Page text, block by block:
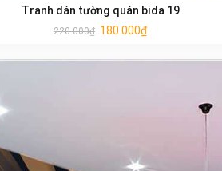
Tranh dán tường quán bida 19
220.000₫ 180.000₫